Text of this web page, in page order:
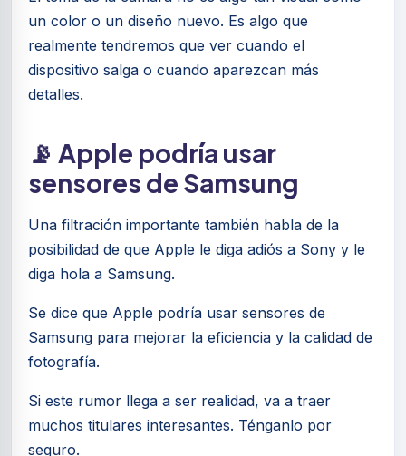
un color o un diseño nuevo. Es algo que
realmente tendremos que ver cuando el
dispositivo salga o cuando aparezcan más
detalles.
📡 Apple podría usar
sensores de Samsung
Una filtración importante también habla de la
posibilidad de que Apple le diga adiós a Sony y le
diga hola a Samsung.
Se dice que Apple podría usar sensores de
Samsung para mejorar la eficiencia y la calidad de
fotografía.
Si este rumor llega a ser realidad, va a traer
muchos titulares interesantes. Ténganlo por
seguro.